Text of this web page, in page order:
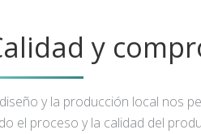
y
y la producción local nos
el proceso y la calidad del